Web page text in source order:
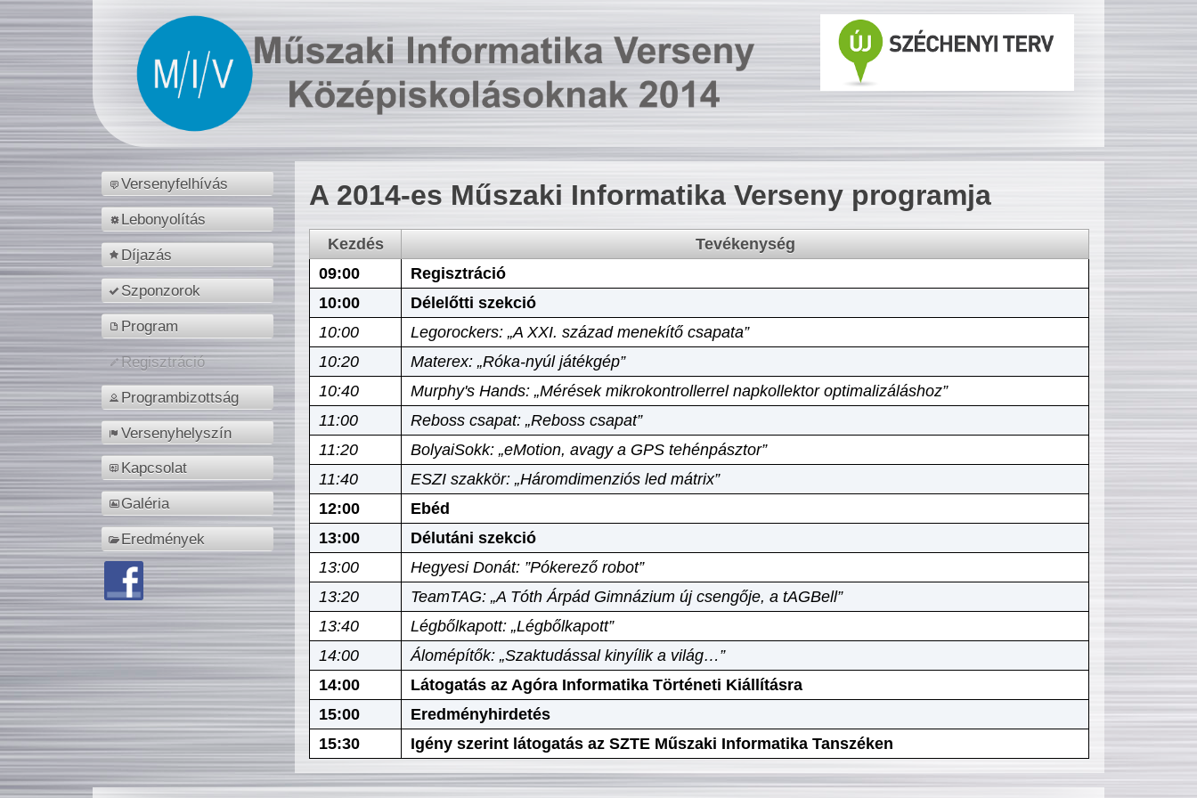
Versenyfelhívás
Lebonyolítás
Díjazás
Szponzorok
Program
Regisztráció
Programbizottság
Versenyhelyszín
Kapcsolat
Galéria
Eredmények
A 2014-es Műszaki Informatika Verseny programja
Kezdés
Tevékenység
09:00
Regisztráció
10:00
Délelőtti szekció
10:00
Legorockers: „A XXI. század menekítő csapata”
10:20
Materex: „Róka-nyúl játékgép”
10:40
Murphy's Hands: „Mérések mikrokontrollerrel napkollektor optimalizáláshoz”
11:00
Reboss csapat: „Reboss csapat”
11:20
BolyaiSokk: „eMotion, avagy a GPS tehénpásztor”
11:40
ESZI szakkör: „Háromdimenziós led mátrix”
12:00
Ebéd
13:00
Délutáni szekció
13:00
Hegyesi Donát: ”Pókerező robot”
13:20
TeamTAG: „A Tóth Árpád Gimnázium új csengője, a tAGBell”
13:40
Légbőlkapott: „Légbőlkapott”
14:00
Álomépítők: „Szaktudással kinyílik a világ…”
14:00
Látogatás az Agóra Informatika Történeti Kiállításra
15:00
Eredményhirdetés
15:30
Igény szerint látogatás az SZTE Műszaki Informatika Tanszéken